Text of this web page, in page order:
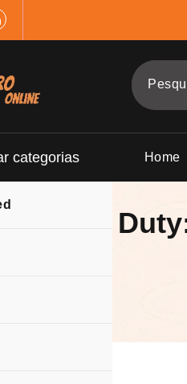
categorias Home
Call of